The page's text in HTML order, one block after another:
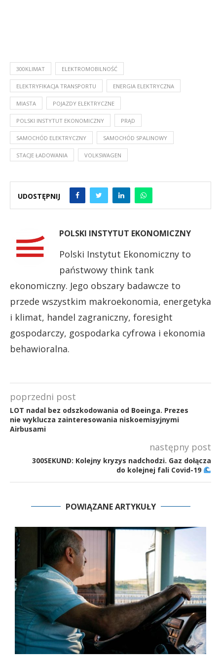
300KLIMAT ELEKTROMOBILNOŚĆ
ELEKTRYFIKACJA TRANSPORTU ENERGIA ELEKTRYCZNA
MIASTA POJAZDY ELEKTRYCZNE
POLSKI INSTYTUT EKONOMICZNY PRĄD
SAMOCHÓD ELEKTRYCZNY SAMOCHÓD SPALINOWY
STACJE ŁADOWANIA VOLKSWAGEN
UDOSTĘPNIJ
POLSKI INSTYTUT EKONOMICZNY
Polski Instytut Ekonomiczny to
państwowy think tank
ekonomiczny. Jego obszary badawcze to
przede wszystkim makroekonomia, energetyka
i klimat, handel zagraniczny, foresight
gospodarczy, gospodarka cyfrowa i ekonomia
behawioralna.
poprzedni post
LOT nadal bez odszkodowania od Boeinga. Prezes
nie wyklucza zainteresowania niskoemisyjnymi
Airbusami
następny post
300SEKUND: Kolejny kryzys nadchodzi. Gaz dołącza
do kolejnej fali Covid-19
POWIĄZANE ARTYKUŁY